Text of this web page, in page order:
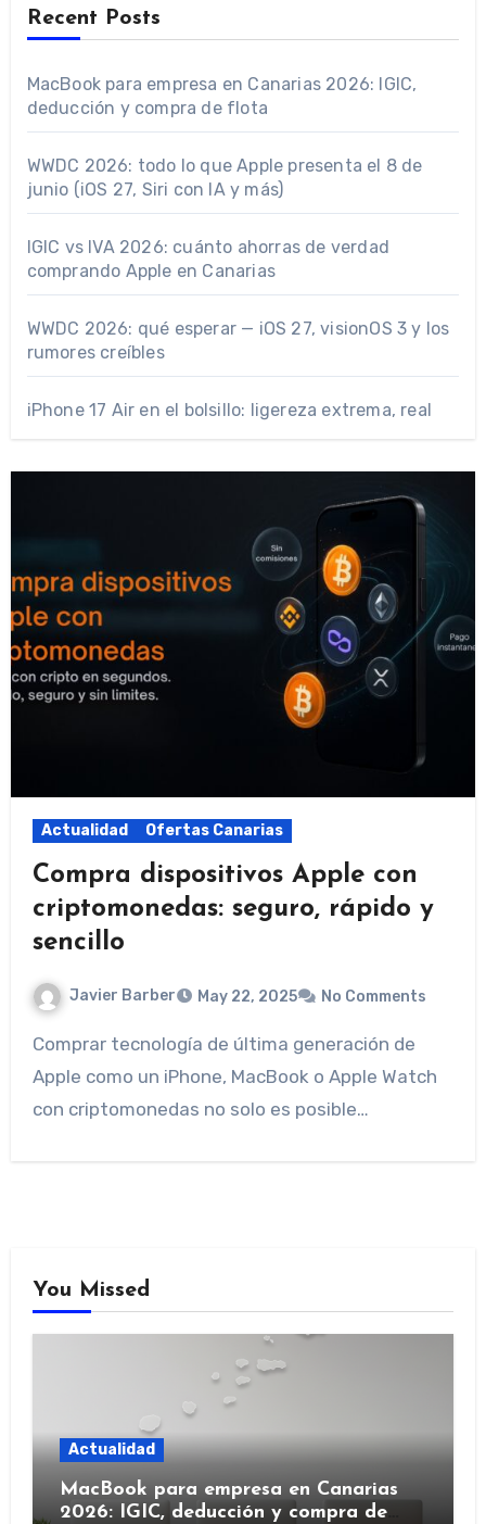
Recent Posts
MacBook para empresa en Canarias 2026: IGIC,
deducción y compra de flota
WWDC 2026: todo lo que Apple presenta el 8 de
junio (iOS 27, Siri con IA y más)
IGIC vs IVA 2026: cuánto ahorras de verdad
comprando Apple en Canarias
WWDC 2026: qué esperar — iOS 27, visionOS 3 y los
rumores creíbles
iPhone 17 Air en el bolsillo: ligereza extrema, real
Actualidad Ofertas Canarias
Compra dispositivos Apple con
criptomonedas: seguro, rápido y
sencillo
Javier Barber May 22, 2025 No Comments
Comprar tecnología de última generación de
Apple como un iPhone, MacBook o Apple Watch
con criptomonedas no solo es posible…
You Missed
Actualidad
MacBook para empresa en Canarias
2026: IGIC, deducción y compra de